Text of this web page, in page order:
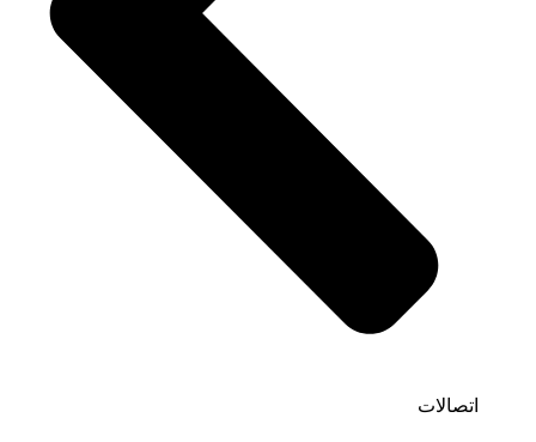
اتصالات